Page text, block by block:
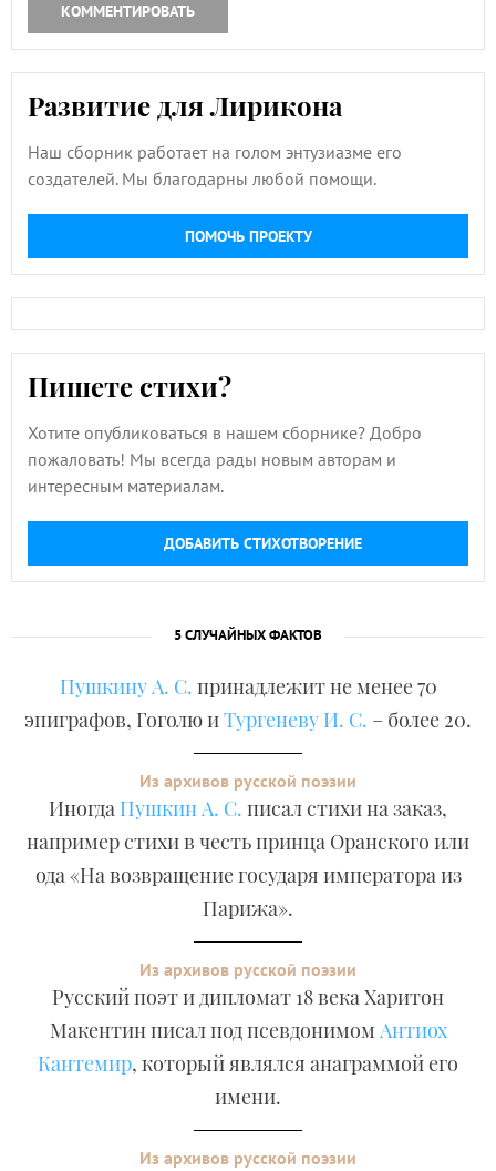
КОММЕНТИРОВАТЬ
Развитие для Лирикона
Наш сборник работает на голом энтузиазме его
создателей. Мы благодарны любой помощи.
ПОМОЧЬ ПРОЕКТУ
Пишете стихи?
Хотите опубликоваться в нашем сборнике? Добро
пожаловать! Мы всегда рады новым авторам и
интересным материалам.
ДОБАВИТЬ СТИХОТВОРЕНИЕ
5 СЛУЧАЙНЫХ ФАКТОВ
Пушкину А. С. принадлежит не менее 70
эпиграфов, Гоголю иТургеневу И. С. – более 20.
Из архивов русской поэзии
Иногда Пушкин А. С. писал стихи на заказ,
например стихи в честь принца Оранского или
ода «На возвращение государя императора из
Парижа».
Из архивов русской поэзии
Русский поэт и дипломат 18 века Харитон
Макентин писал под псевдонимом Антиох
Кантемир, который являлся анаграммой его
имени.
Из архивов русской поэзии